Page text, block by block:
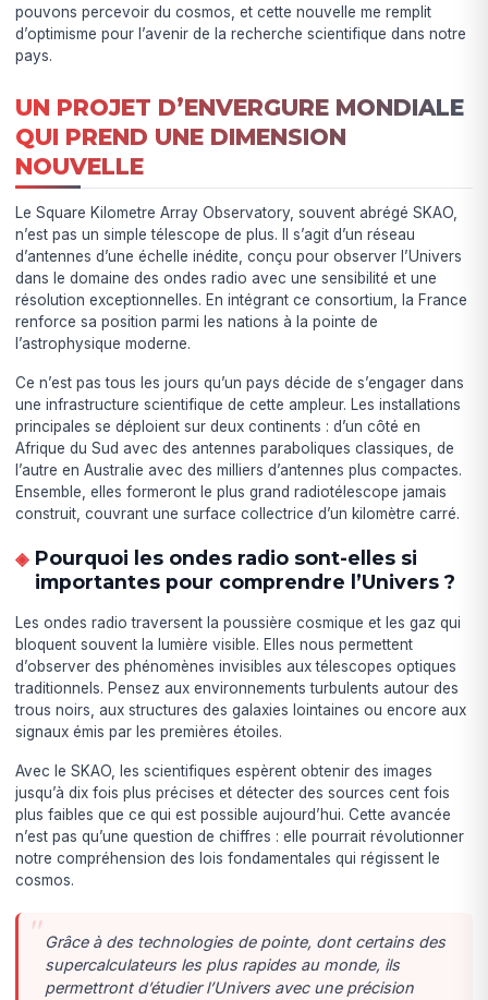
pouvons percevoir du cosmos, et cette nouvelle me remplit
d’optimisme pour l’avenir de la recherche scientifique dans notre
pays.
UN PROJET D’ENVERGURE MONDIALE
QUI PREND UNE DIMENSION
NOUVELLE
Le Square Kilometre Array Observatory, souvent abrégé SKAO,
n’est pas un simple télescope de plus. Il s’agit d’un réseau
d’antennes d’une échelle inédite, conçu pour observer l’Univers
dans le domaine des ondes radio avec une sensibilité et une
résolution exceptionnelles. En intégrant ce consortium, la France
renforce sa position parmi les nations à la pointe de
l’astrophysique moderne.
Ce n’est pas tous les jours qu’un pays décide de s’engager dans
une infrastructure scientifique de cette ampleur. Les installations
principales se déploient sur deux continents : d’un côté en
Afrique du Sud avec des antennes paraboliques classiques, de
l’autre en Australie avec des milliers d’antennes plus compactes.
Ensemble, elles formeront le plus grand radiotélescope jamais
construit, couvrant une surface collectrice d’un kilomètre carré.
Pourquoi les ondes radio sont-elles si
importantes pour comprendre l’Univers ?
Les ondes radio traversent la poussière cosmique et les gaz qui
bloquent souvent la lumière visible. Elles nous permettent
d’observer des phénomènes invisibles aux télescopes optiques
traditionnels. Pensez aux environnements turbulents autour des
trous noirs, aux structures des galaxies lointaines ou encore aux
signaux émis par les premières étoiles.
Avec le SKAO, les scientifiques espèrent obtenir des images
jusqu’à dix fois plus précises et détecter des sources cent fois
plus faibles que ce qui est possible aujourd’hui. Cette avancée
n’est pas qu’une question de chiffres : elle pourrait révolutionner
notre compréhension des lois fondamentales qui régissent le
cosmos.
Grâce à des technologies de pointe, dont certains des
supercalculateurs les plus rapides au monde, ils
permettront d’étudier l’Univers avec une précision